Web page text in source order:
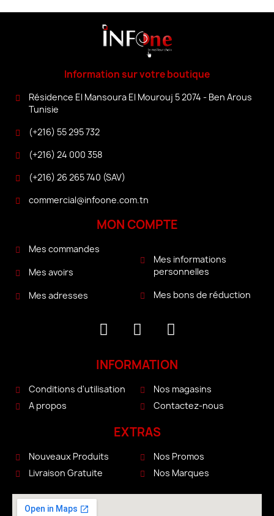
Information sur votre boutique
Résidence El Mansoura El Mourouj 5 2074 - Ben Arous
Tunisie
(+216) 55 295 732
(+216) 24 000 358
(+216) 26 265 740 (SAV)
commercial@infoone.com.tn
MON COMPTE
Mes commandes
Mes avoirs
Mes adresses
Mes informations
personnelles
Mes bons de réduction
INFORMATION
Conditions d'utilisation
A propos
Nos magasins
Contactez-nous
EXTRAS
Nouveaux Produits
Livraison Gratuite
Nos Promos
Nos Marques